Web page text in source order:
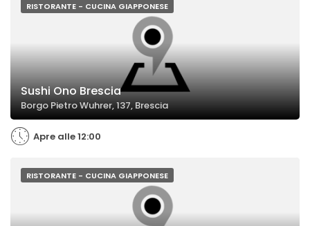
RISTORANTE - CUCINA GIAPPONESE
Sushi Ono Brescia
Borgo Pietro Wuhrer, 137, Brescia
Apre alle 12:00
RISTORANTE - CUCINA GIAPPONESE